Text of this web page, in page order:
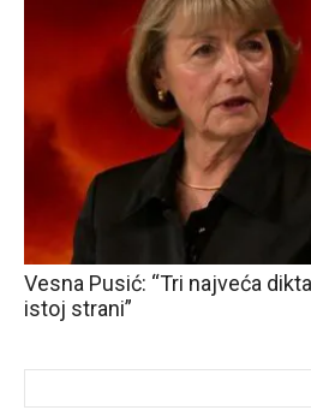
Vesna Pusić: “Tri najveća
istoj strani”